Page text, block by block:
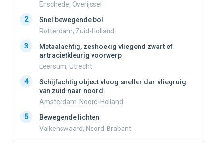
Enschede, Overijssel
2
Snel bewegende bol
Rotterdam, Zuid-Holland
3
Metaalachtig, zeshoekig vliegend zwart of
antracietkleurig voorwerp
Leersum, Utrecht
4
Schijfachtig object vloog sneller dan vliegruig
van zuid naar noord.
Amsterdam, Noord-Holland
5
Bewegende lichten
Valkenswaard, Noord-Brabant